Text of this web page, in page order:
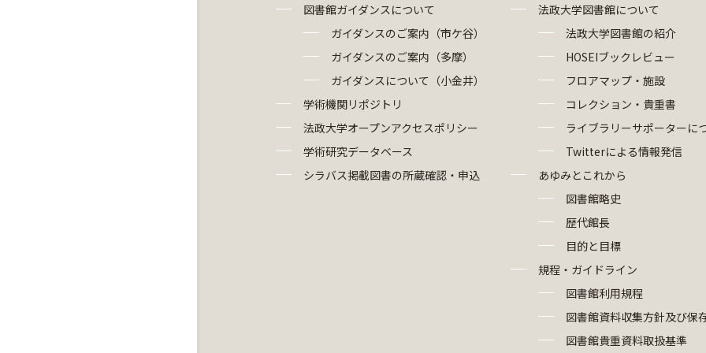
図書館ガイダンスについて
ガイダンスのご案内（市ケ谷）
ガイダンスのご案内（多摩）
ガイダンスについて（小金井）
学術機関リポジトリ
法政大学オープンアクセスポリシー
学術研究データベース
シラバス掲載図書の所蔵確認・申込
法政大学図書館について
法政大学図書館の紹介
HOSEIブックレビュー
フロアマップ・施設
コレクション・貴重書
ライブラリーサポーターに
Twitterによる情報発信
あゆみとこれから
図書館略史
歴代館長
目的と目標
規程・ガイドライン
図書館利用規程
図書館資料収集方針及び保
図書館貴重資料取扱基準